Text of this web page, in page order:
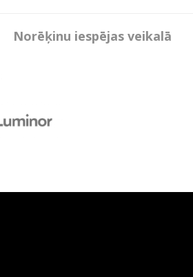
Norēķinu iespējas veikalā